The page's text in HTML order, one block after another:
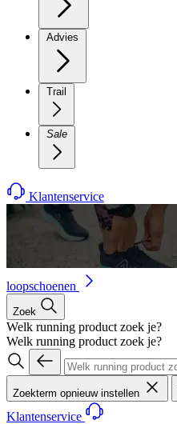
Advies
Trail
Sale
Klantenservice
loopschoenen
Zoek
Welk running product zoek je?
Welk running product zoek je?
Zoekterm opnieuw instellen
Klantenservice